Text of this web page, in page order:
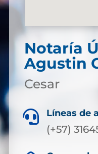
Notaría
Agustin
Cesar
 Líneas de
(+57)